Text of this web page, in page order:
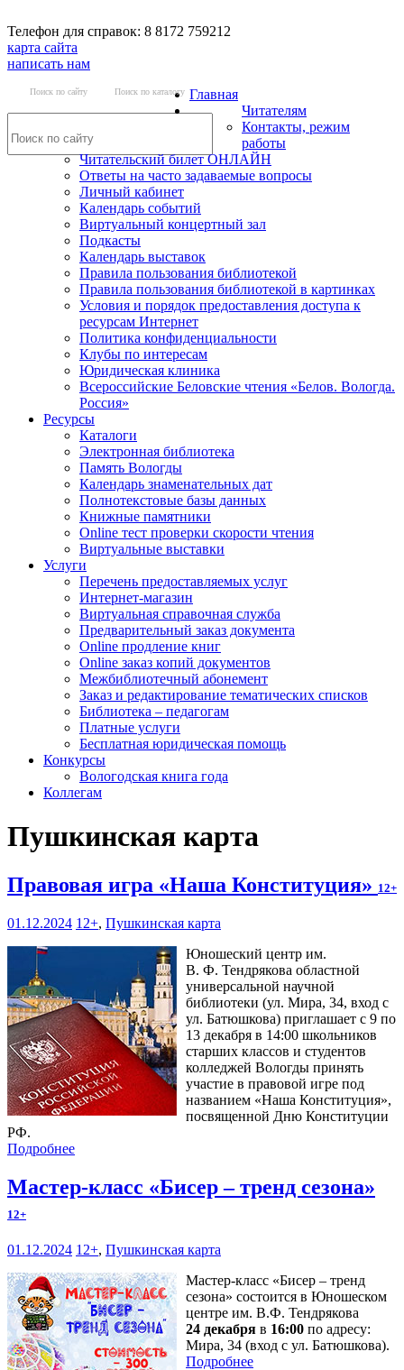
Телефон для справок: 8 8172 759212
карта сайта
написать нам
Поиск по сайту Поиск по каталогу Главная
Читателям
Контакты, режим
работы
Читательский билет ОНЛАЙН
Ответы на часто задаваемые вопросы
Личный кабинет
Календарь событий
Виртуальный концертный зал
Подкасты
Календарь выставок
Правила пользования библиотекой
Правила пользования библиотекой в картинках
Условия и порядок предоставления доступа к
ресурсам Интернет
Политика конфиденциальности
Клубы по интересам
Юридическая клиника
Всероссийские Беловские чтения «Белов. Вологда.
Россия»
Ресурсы
Каталоги
Электронная библиотека
Память Вологды
Календарь знаменательных дат
Полнотекстовые базы данных
Книжные памятники
Online тест проверки скорости чтения
Виртуальные выставки
Услуги
Перечень предоставляемых услуг
Интернет-магазин
Виртуальная справочная служба
Предварительный заказ документа
Online продление книг
Online заказ копий документов
Межбиблиотечный абонемент
Заказ и редактирование тематических списков
Библиотека – педагогам
Платные услуги
Бесплатная юридическая помощь
Конкурсы
Вологодская книга года
Коллегам
Пушкинская карта
Правовая игра «Наша Конституция» 12+
01.12.2024 12+, Пушкинская карта
Юношеский центр им.
В. Ф. Тендрякова областной
универсальной научной
библиотеки (ул. Мира, 34, вход с
ул. Батюшкова) приглашает с 9 по
13 декабря в 14:00 школьников
старших классов и студентов
колледжей Вологды принять
участие в правовой игре под
названием «Наша Конституция»,
посвященной Дню Конституции
РФ.
Подробнее
Мастер-класс «Бисер – тренд сезона»
12+
01.12.2024 12+, Пушкинская карта
Мастер-класс «Бисер – тренд
сезона» состоится в Юношеском
центре им. В.Ф. Тендрякова
24 декабря в 16:00 по адресу:
Мира, 34 (вход с ул. Батюшкова).
Подробнее